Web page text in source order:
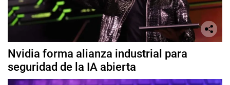
Nvidia forma alianza industrial para
seguridad de la IA abierta